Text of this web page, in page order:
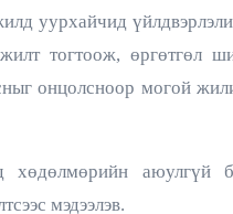
уурхайчид
тогтоож, өргөтгөл
онцолсноор могой
хөдөлмөрийн аюулгүй
мэдээлэв.